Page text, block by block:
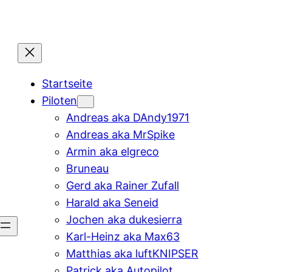
Startseite
Piloten
Andreas aka DAndy1971
Andreas aka MrSpike
Armin aka elgreco
Bruneau
Gerd aka Rainer Zufall
Harald aka Seneid
Jochen aka dukesierra
Karl-Heinz aka Max63
Matthias aka luftKNIPSER